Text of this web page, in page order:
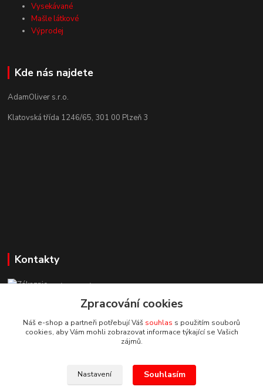
Vysekávané
Mašle látkové
Výprodej
Kde nás najdete
AdamOliver s.r.o.
Klatovská třída 1246/65, 301 00 Plzeň 3
Kontakty
Zákaznická podpora StuhyLevně.cz
+420 725 618 353
(Po-Pá, 8-16 hod.)
adamoliver@seznam.cz
Zpracování cookies
Náš e-shop a partneři potřebují Váš souhlas s použitím souborů
cookies, aby Vám mohli zobrazovat informace týkající se Vašich
zájmů.
Nastavení Souhlasím